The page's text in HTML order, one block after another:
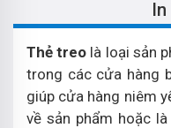
Thẻ treo là loại sản
trong các cửa hàng
giúp cửa hàng niêm
về sản phẩm hoặc